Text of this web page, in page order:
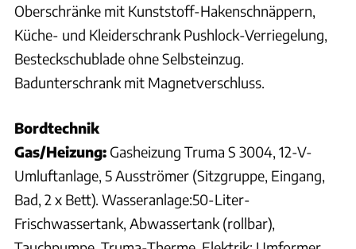
Oberschränke mit Kunststoff-Hakenschnäppern,
Küche- und Kleiderschrank Pushlock-Verriegelung,
Besteckschublade ohne Selbsteinzug.
Badunterschrank mit Magnetverschluss.
Bordtechnik
Gas/Heizung: Gasheizung Truma S 3004, 12-V-
Umluftanlage, 5 Ausströmer (Sitzgruppe, Eingang,
Bad, 2 x Bett). Wasseranlage:50-Liter-
Frischwassertank, Abwassertank (rollbar),